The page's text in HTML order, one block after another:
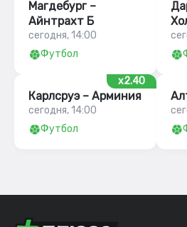
Магдебург –
Айнтрахт Б
сегодня, 14:00
Футбол
x2.40
Карлсруэ – Арминия
сегодня, 14:00
Футбол